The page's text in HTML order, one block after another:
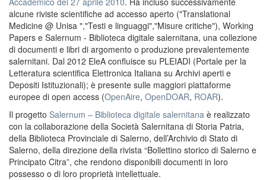
alcune riviste scientifiche ad accesso aperto ("Translational
Medicine @ Unisa ","Testi e linguaggi","Misure critiche"), Working
Papers e Salernum - Biblioteca digitale salernitana, una collezione
di documenti e libri di argomento o produzione prevalentemente
salernitani. Dal 2012 EleA confluisce su PLEIADI (Portale per la
Letteratura scientifica Elettronica Italiana su Archivi aperti e
Depositi Istituzionali); è presente sulle maggiori piattaforme
europee di open access (OpenAire, OpenDOAR, ROAR).
Il progetto Salernum – Biblioteca digitale salernitana è realizzato
con la collaborazione della Società Salernitana di Storia Patria,
della Biblioteca Provinciale di Salerno, dell’Archivio di Stato di
Salerno, della direzione della rivista “Bollettino storico di Salerno e
Principato Citra”, che rendono disponibili documenti in loro
possesso o di loro proprietà intellettuale.